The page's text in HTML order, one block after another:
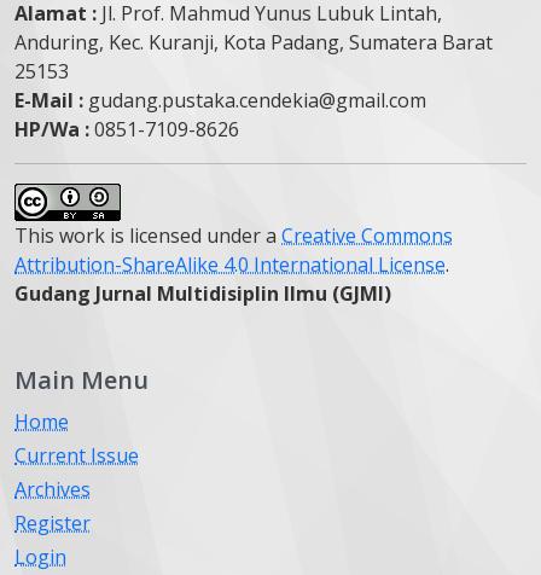
Alamat : Jl. Prof. Mahmud Yunus Lubuk Lintah,
Anduring, Kec. Kuranji, Kota Padang, Sumatera Barat
25153
E-Mail : gudang.pustaka.cendekia@gmail.com
HP/Wa :0851-7109-8626
This work is licensed under a Creative Commons
Attribution-ShareAlike 4.0 International License.
Gudang Jurnal Multidisiplin Ilmu (GJMI)
Main Menu
Home
Current Issue
Archives
Register
Login